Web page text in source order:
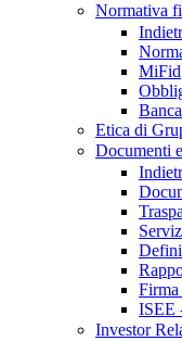
Normativa
MiFid
Etica di
Documenti
Firma
ISEE
Investor